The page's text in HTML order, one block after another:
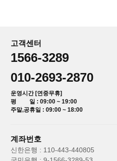
고객센터
1566-3289
010-2693-2870
운영시간 [연중무휴]
평 일 : 09:00 ~ 19:00
주말,공휴일 : 09:00 ~ 18:00
계좌번호
신한은행 : 110-443-440805